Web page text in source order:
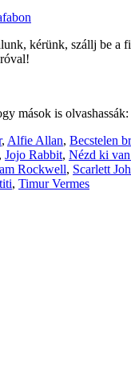
kérünk, szállj be a
mások is olvashassák:
, Alfie Allan, Becstelen
, Jojo Rabbit, Nézd ki
Rockwell, Scarlett
, Timur Vermes